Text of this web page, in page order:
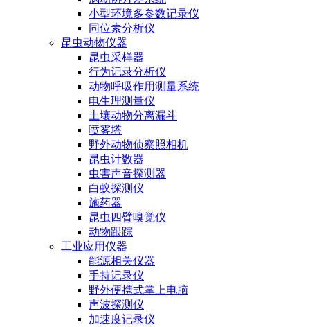
小型环境多参数记录仪
同位素分析仪
昆虫动物仪器
昆虫采样器
行为记录分析仪
动物呼吸作用测量系统
电生理测量仪
土壤动物分离漏斗
喷雾塔
野外动物侦察照相机
昆虫计数器
虫害声音探测器
白蚁探测仪
施药器
昆虫四臂嗅觉仪
动物跟踪
工业应用仪器
能源相关仪器
手持记录仪
野外便携式掌上电脑
声波探测仪
加速度记录仪